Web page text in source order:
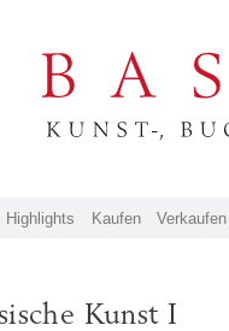
Highlights Kaufen Verkaufen
Kunst I